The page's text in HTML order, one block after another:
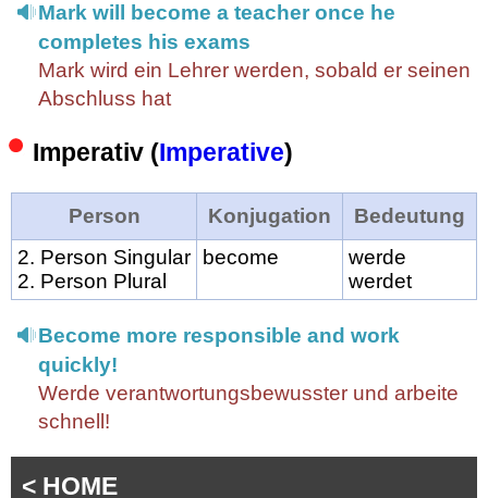
Mark will become a teacher once he
completes his exams
Mark wird ein Lehrer werden, sobald er seinen
Abschluss hat
Imperativ (Imperative)
Person Konjugation
Bedeutung
2. Person Singular
2. Person Plural
become
werde
werdet
Become more responsible and work
quickly!
Werde verantwortungsbewusster und arbeite
schnell!
< HOME